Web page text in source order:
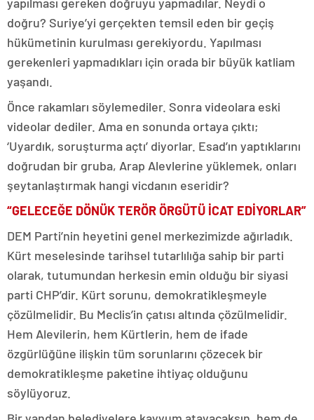
doğru? Suriye’yi gerçekten temsil eden bir geçiş
hükümetinin kurulması gerekiyordu. Yapılması
gerekenleri yapmadıkları için orada bir büyük katliam
yaşandı.
Önce rakamları söylemediler. Sonra videolara eski
videolar dediler. Ama en sonunda ortaya çıktı;
‘Uyardık, soruşturma açtı’ diyorlar. Esad’ın yaptıklarını
doğrudan bir gruba, Arap Alevlerine yüklemek, onları
şeytanlaştırmak hangi vicdanın eseridir?
“GELECEĞE DÖNÜK TERÖR ÖRGÜTÜ İCAT EDİYORLAR”
DEM Parti’nin heyetini genel merkezimizde ağırladık.
Kürt meselesinde tarihsel tutarlılığa sahip bir parti
olarak, tutumundan herkesin emin olduğu bir siyasi
parti CHP’dir. Kürt sorunu, demokratikleşmeyle
çözülmelidir. Bu Meclis’in çatısı altında çözülmelidir.
Hem Alevilerin, hem Kürtlerin, hem de ifade
özgürlüğüne ilişkin tüm sorunlarını çözecek bir
demokratikleşme paketine ihtiyaç olduğunu
söylüyoruz.